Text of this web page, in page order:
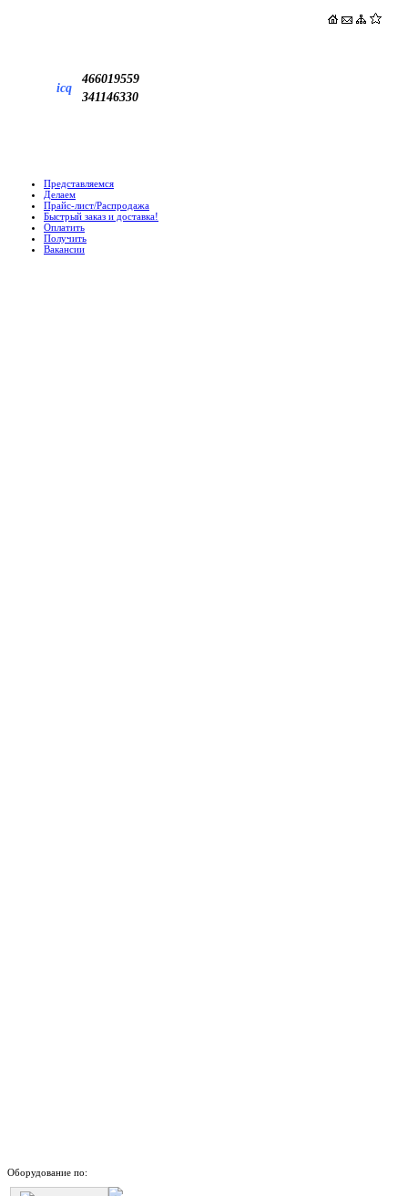
icq
466019559
341146330
Представляемся
Делаем
Прайс-лист/Распродажа
Быстрый заказ и доставка!
Оплатить
Получить
Вакансии
Оборудование по: